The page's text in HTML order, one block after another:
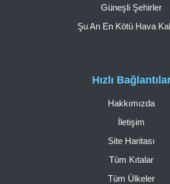
Hızlı
Hakkımızda
İletişim
Site Haritası
Tüm Kıtalar
Tüm Ülkeler
Güneşli Şehirler
Şu An En Kötü Hava